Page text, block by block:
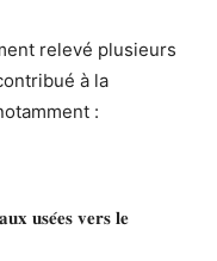
relevé plusieurs
à la
:
𝐮𝐬𝐞́𝐞𝐬 𝐯𝐞𝐫𝐬 𝐥𝐞